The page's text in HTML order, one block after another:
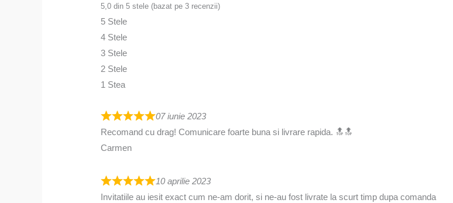
5,0 din 5 stele (bazat pe 3 recenzii)
5 Stele
4 Stele
3 Stele
2 Stele
1 Stea
07 iunie 2023
Recomand cu drag! Comunicare foarte buna si livrare rapida. 🔝🔝
Carmen
10 aprilie 2023
Invitatiile au iesit exact cum ne-am dorit, si ne-au fost livrate la scurt timp dupa comanda